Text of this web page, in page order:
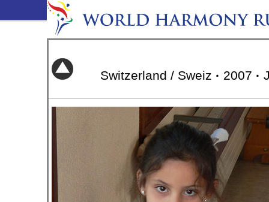
Switzerland / Sweiz · 2007 ·